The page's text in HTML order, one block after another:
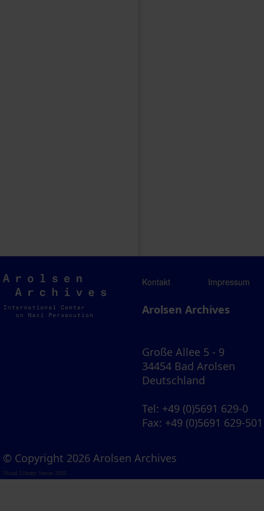
Arolsen
Archives
Kontakt Impressum
Arolsen Archives
Große Allee 5 - 9
34454 Bad Arolsen
Deutschland
Tel: +49 (0)5691 629-0
Fax: +49 (0)5691 629-501
© Copyright 2026 Arolsen Archives
Visual Library Server 2026